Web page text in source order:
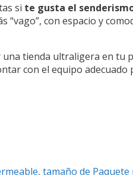
si te gusta el
con espacio y
tienda ultraligera en tu
con el equipo
tamaño de